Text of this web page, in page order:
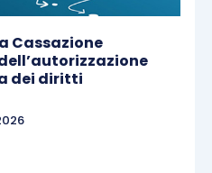
Cassazione
dei diritti